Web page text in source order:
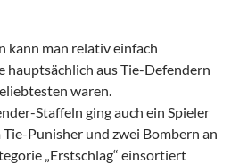
kann man relativ einfach
hauptsächlich aus Tie-Defendern
waren.
Staffeln ging auch ein Spieler
Punisher und zwei Bombern an
„Erstschlag“ einsortiert